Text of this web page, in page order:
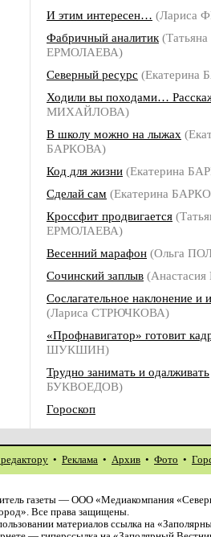
И этим интересен… (Лариса
Фабричный аналитик (Татьяна
ЕРМОЛАЕВА)
Северный ресурс (Екатерина
Ходили вы походами…
МИХАЙЛОВА)
В школу можно на лыжах
БАРКОВА)
Код для жизни (Екатерина
Сделай сам (Екатерина
Кроссфит продвигается
ЕРМОЛАЕВА)
Весенний марафон (Ольга
Сочинский заплыв
Сослагательное наклонение и
(Лариса СТРЮЧКОВА)
«Профнавигатор» готовит
ШУКШИН)
Трудно занимать и одалживать
БУКВОЕДОВ)
Гороскоп
• Реклама • Архив • Фото •
газеты — ООО «Медиакомпания
Все права защищены.
материалов ссылка на